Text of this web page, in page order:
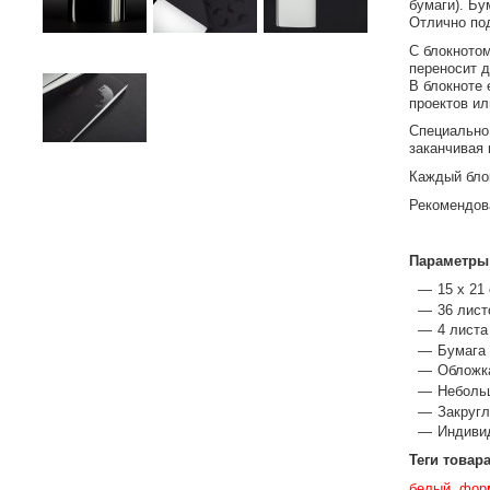
бумаги).
Отлично
С
переносит
В блокноте
проектов
Каждый
Параметры
15 x
36
4
Теги товара